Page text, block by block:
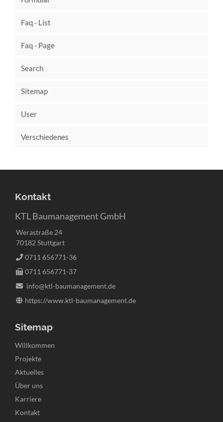
Faq - List
Faq - Page
Search
Sitemap
User
Verschiedenes
Kontakt
KTL Baumanagement GmbH
Werastraße 24
70182 Stuttgart
0711 656771-36
0711 656771-37
info@ktl-baumanagement.de
https://www.ktl-baumanagement.de
Sitemap
Navigation
überspringen
Willkommen
Projekte
Aktuelles
Über uns
Karriere
Kontakt